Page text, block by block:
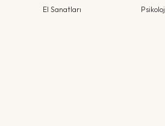
El Sanatları